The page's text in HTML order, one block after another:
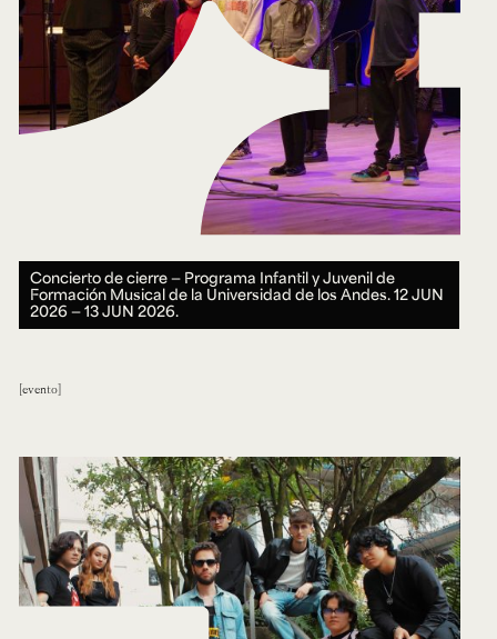
Concierto de cierre — Programa Infantil y Juvenil de
Formación Musical de la Universidad de los Andes.12 JUN
2026 ― 13 JUN 2026.
evento